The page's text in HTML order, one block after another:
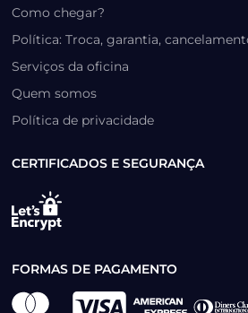
Como chegar?
Política: Troca, garantia,
Serviços da oficina
Quem somos
Política de privacidade
CERTIFICADOS E SEGURANÇA
FORMAS DE PAGAMENTO